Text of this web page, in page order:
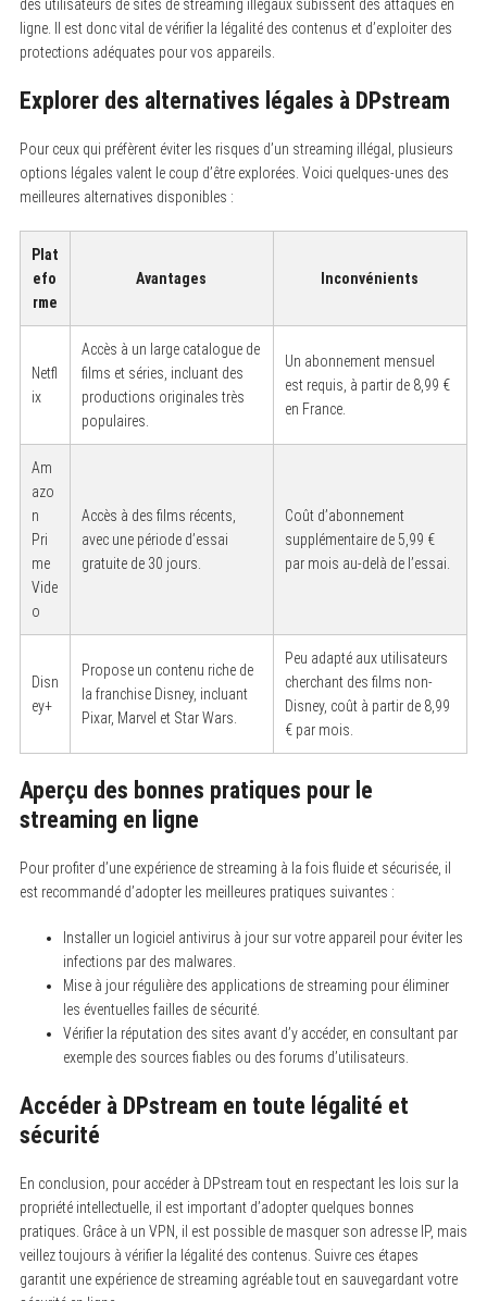
des utilisateurs de sites de streaming illégaux subissent des attaques en
ligne. Il est donc vital de vérifier la légalité des contenus et d’exploiter des
protections adéquates pour vos appareils.
Explorer des alternatives légales à DPstream
Pour ceux qui préfèrent éviter les risques d’un streaming illégal, plusieurs
options légales valent le coup d’être explorées. Voici quelques-unes des
meilleures alternatives disponibles :
Plat
efo
rme
Avantages Inconvénients
Netfl
ix
Accès à un large catalogue de
films et séries, incluant des
productions originales très
populaires.
Un abonnement mensuel
est requis, à partir de 8,99 €
en France.
Am
azo
n
Pri
me
Vide
o
Accès à des films récents,
avec une période d’essai
gratuite de 30 jours.
Coût d’abonnement
supplémentaire de 5,99 €
par mois au-delà de l’essai.
Disn
ey+
Propose un contenu riche de
la franchise Disney, incluant
Pixar, Marvel et Star Wars.
Peu adapté aux utilisateurs
cherchant des films non-
Disney, coût à partir de 8,99
€ par mois.
Aperçu des bonnes pratiques pour le
streaming en ligne
Pour profiter d’une expérience de streaming à la fois fluide et sécurisée, il
est recommandé d’adopter les meilleures pratiques suivantes :
Installer un logiciel antivirus à jour sur votre appareil pour éviter les
infections par des malwares.
Mise à jour régulière des applications de streaming pour éliminer
les éventuelles failles de sécurité.
Vérifier la réputation des sites avant d’y accéder, en consultant par
exemple des sources fiables ou des forums d’utilisateurs.
Accéder à DPstream en toute légalité et
sécurité
En conclusion, pour accéder à DPstream tout en respectant les lois sur la
propriété intellectuelle, il est important d’adopter quelques bonnes
pratiques. Grâce à un VPN, il est possible de masquer son adresse IP, mais
veillez toujours à vérifier la légalité des contenus. Suivre ces étapes
garantit une expérience de streaming agréable tout en sauvegardant votre
c
h
f
: